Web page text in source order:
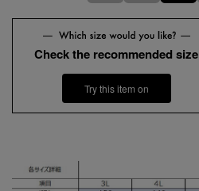
Check the recommended size
Try this item on